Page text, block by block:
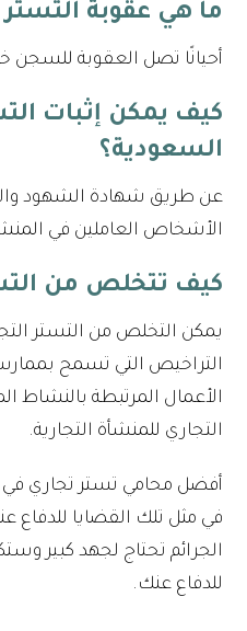
ما هي عقوبة التستر
أحيانًا تصل العقوبة
كيف يمكن إثبات
السعودية؟
عن طريق شهادة الشهود
الأشخاص العاملين في
كيف تتخلص من
يمكن التخلص من التستر
التراخيص التي تسمح
الأعمال المرتبطة
التجاري للمنشأة التجارية.
أفضل محامي تستر تجاري في
في مثل تلك القضايا للدفاع
الجرائم تحتاج لجهد كبير
للدفاع عنك.